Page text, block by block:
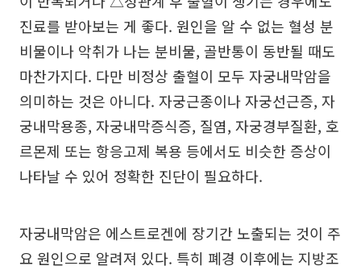
진료를 받아보는 게 좋다. 원인을 알 수 없는 혈성 분
비물이나 악취가 나는 분비물, 골반통이 동반될 때도
마찬가지다. 다만 비정상 출혈이 모두 자궁내막암을
의미하는 것은 아니다. 자궁근종이나 자궁선근증, 자
궁내막용종, 자궁내막증식증, 질염, 자궁경부질환, 호
르몬제 또는 항응고제 복용 등에서도 비슷한 증상이
나타날 수 있어 정확한 진단이 필요하다.
자궁내막암은 에스트로겐에 장기간 노출되는 것이 주
요 원인으로 알려져 있다. 특히 폐경 이후에는 지방조